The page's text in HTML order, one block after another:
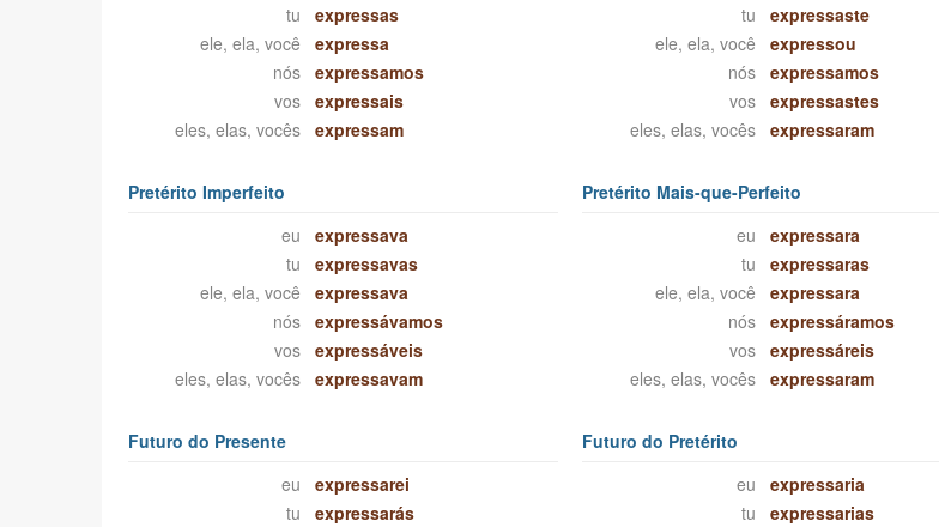
tu
expressas
ele, ela, você
expressa
nós
expressamos
vos
expressais
eles, elas, vocês
expressam
tu
expressaste
ele, ela, você
expressou
nós
expressamos
vos
expressastes
eles, elas, vocês
expressaram
Pretérito Imperfeito
eu
expressava
tu
expressavas
ele, ela, você
expressava
nós
expressávamos
vos
expressáveis
eles, elas, vocês
expressavam
Pretérito Mais-que-Perfeito
eu
expressara
tu
expressaras
ele, ela, você
expressara
nós
expressáramos
vos
expressáreis
eles, elas, vocês
expressaram
Futuro do Presente
eu
expressarei
tu
expressarás
Futuro do Pretérito
eu
expressaria
tu
expressarias